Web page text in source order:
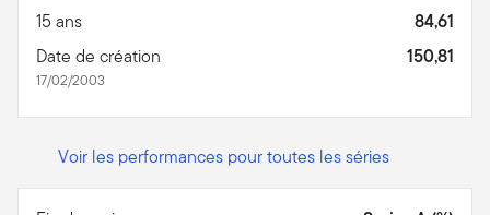
15 ans
84,61
Date de création
17/02/2003
150,81
Voir les performances pour toutes les séries